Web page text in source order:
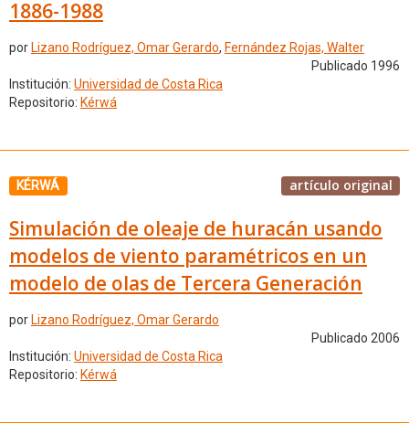
1886-1988
por Lizano Rodríguez, Omar Gerardo, Fernández Rojas, Walter
Publicado 1996
Institución: Universidad de Costa Rica
Repositorio: Kérwá
KÉRWÁ artículo original
Simulación de oleaje de huracán usando
modelos de viento paramétricos en un
modelo de olas de Tercera Generación
por Lizano Rodríguez, Omar Gerardo
Publicado 2006
Institución: Universidad de Costa Rica
Repositorio: Kérwá